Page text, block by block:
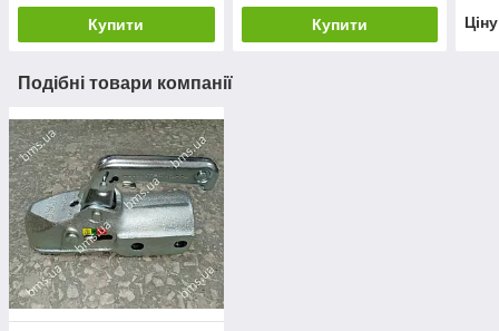
Купити Купити
Подібні товари компанії